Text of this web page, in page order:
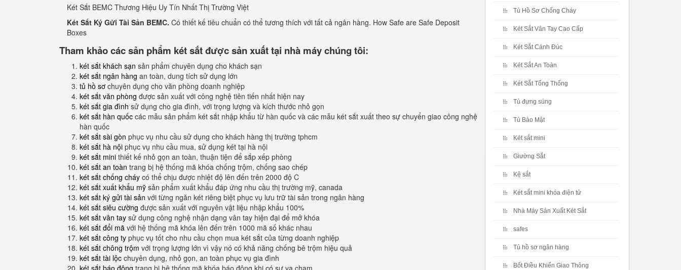
Két Sắt BEMC Thương Hiệu Uy Tín Nhất Thị Trường Việt
Két Sắt Ký Gửi Tài Sản BEMC. Có thiết kế tiêu chuẩn có thể tương thích với tất cả ngân hàng. How Safe are Safe Deposit
Boxes
Tham khảo các sản phẩm két sắt được sản xuất tại nhà máy chúng tôi:
két sắt khách sạn sản phẩm chuyên dụng cho khách sạn
két sắt ngân hàng an toàn, dung tích sử dụng lớn
tủ hồ sơ chuyên dụng cho văn phòng doanh nghiệp
két sắt văn phòng được sản xuất với công nghệ tiên tiến nhất hiện nay
két sắt gia đình sử dụng cho gia đình, với trọng lượng và kích thước nhỏ gọn
két sắt hàn quốc các mẫu sản phẩm két sắt nhập khẩu từ hàn quốc và các mẫu két sắt xuất theo sự chuyển giao công nghệ
hàn quốc
két sắt sài gòn phục vụ nhu cầu sử dụng cho khách hàng thị trường tphcm
két sắt hà nội phục vụ nhu cầu mua, sử dụng két tại hà nội
két sắt mini thiết kế nhỏ gọn an toàn, thuận tiện để sắp xếp phòng
két sắt an toàn trang bị hệ thống mã khóa chống trộm, chống sao chép
két sắt chống cháy có thể chịu được nhiệt độ lên đến trên 2000 độ C
két sắt xuất khẩu mỹ sản phẩm xuất khẩu đáp ứng nhu cầu thị trường mỹ, canada
két sắt ký gửi tài sản với từng ngăn két riêng biệt phục vụ lưu trữ tài sản trong ngân hàng
két sắt siêu cường được sản xuất với nguyên vật liệu nhập khẩu 100%
két sắt vân tay sử dụng công nghệ nhận dạng vân tay hiện đại để mở khóa
két sắt đổi mã với hệ thống mã khóa lên đến trên 1000 mã số khác nhau
két sắt công ty phục vụ tốt cho nhu cầu chọn mua két sắt của từng doanh nghiệp
két sắt chông trộm với trọng lượng lớn vì vậy nó có khả năng chống bê trộm hiệu quả
két sắt tài lộc chuyên dụng, nhỏ gọn, an toàn phục vụ gia đình
két sắt báo động trang bị hệ thống mã khóa báo động khi có sự va chạm
Tủ Hồ Sơ Chống Cháy
Két Sắt Vân Tay Cao Cấp
Két Sắt Cánh Đúc
Két Sắt An Toàn
Két Sắt Tổng Thống
Tủ đựng súng
Tủ Bảo Mật
Két sắt mini
Giường Sắt
Kệ sắt
Két sắt mini khóa điện tử
Nhà Máy Sản Xuất Két Sắt
safes
Tủ hồ sơ ngân hàng
Bốt Điều Khiển Giao Thông